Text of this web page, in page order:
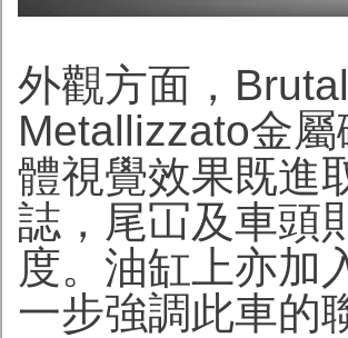
外觀方面，
Metallizzato金
體視覺效果既進
誌，尾冚及車頭
度。油缸上亦加
一步強調此車的